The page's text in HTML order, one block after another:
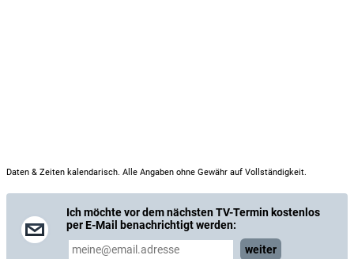
Daten & Zeiten kalendarisch. Alle Angaben ohne Gewähr auf Vollständigkeit.
Ich möchte vor dem nächsten TV-Termin kostenlos
per E-Mail benachrichtigt werden:
weiter